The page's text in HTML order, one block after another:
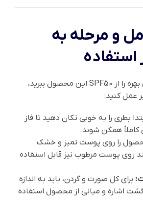
و مرحله به
استفاده
برای اینکه بیشترین بهره را از SPF50 این محصول ببرید،
عمل کنید:
بطری را به خوبی تکان دهید تا فاز
کاملاً همگن شوند.
را روی پوست تمیز و خشک
روی پوست مرطوب نیز قابل استفاده
برای کل صورت و گردن، باید به اندازه
اشاره و میانی از محصول استفاده